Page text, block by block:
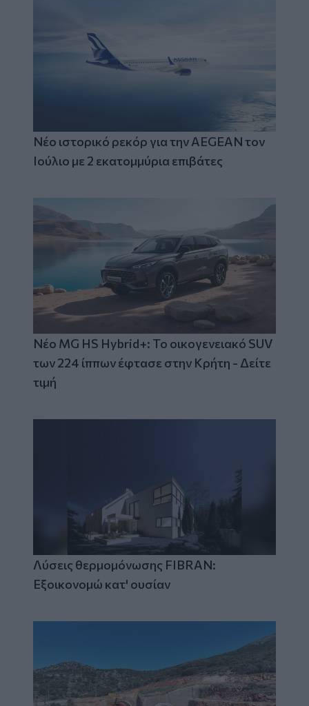
Νέο ιστορικό ρεκόρ για την AEGEAN τον
Ιούλιο με 2 εκατομμύρια επιβάτες
Νέο MG HS Hybrid+: Το οικογενειακό SUV
των 224 ίππων έφτασε στην Κρήτη - Δείτε
τιμή
Λύσεις θερμομόνωσης FIBRAN:
Εξοικονομώ κατ' ουσίαν